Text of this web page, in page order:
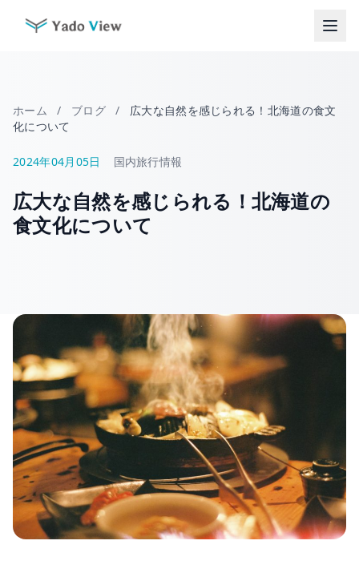
ホーム / ブログ /
広大な自然を感じられる！北海道の食文
化について
2024年04月05日 国内旅行情報
広大な自然を感じられる！北海道の
食文化について